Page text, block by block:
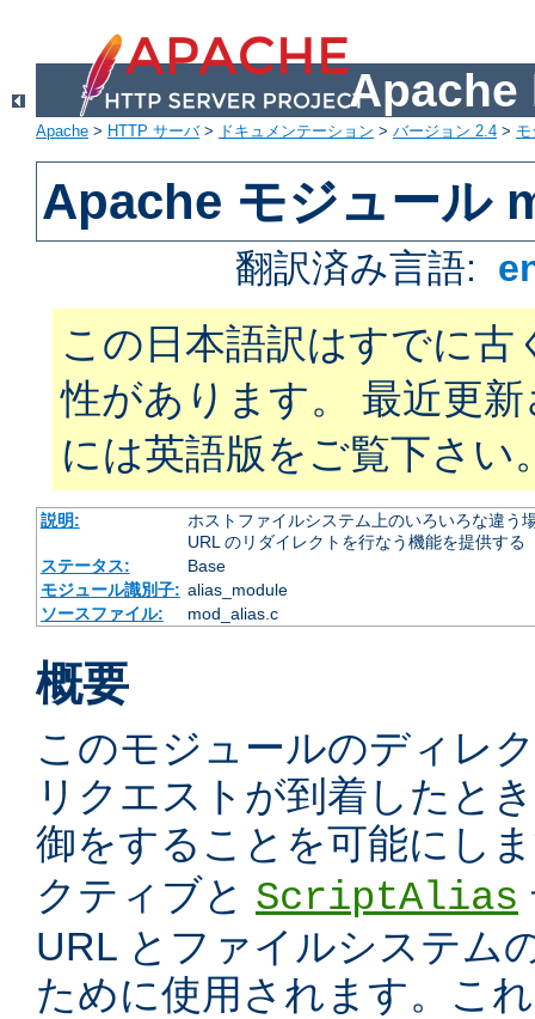
Apache
Apache > HTTP サーバ> ドキュメンテーション > バージョン 2.4 >
Apache モジュール
翻訳済み言語:
この日本語訳はすでに古
性があります。 最近更
には英語版をご覧下さい
説明:
ホストファイルシステム上のいろいろな違う
URL のリダイレクトを行なう機能を提供する
ステータス:
Base
モジュール識別子: alias_module
ソースファイル:
mod_alias.c
概要
このモジュールのディレ
リクエストが到着したと
御をすることを可能にし
クティブと ScriptAlias
URL とファイルシステム
ために使用されます。こ